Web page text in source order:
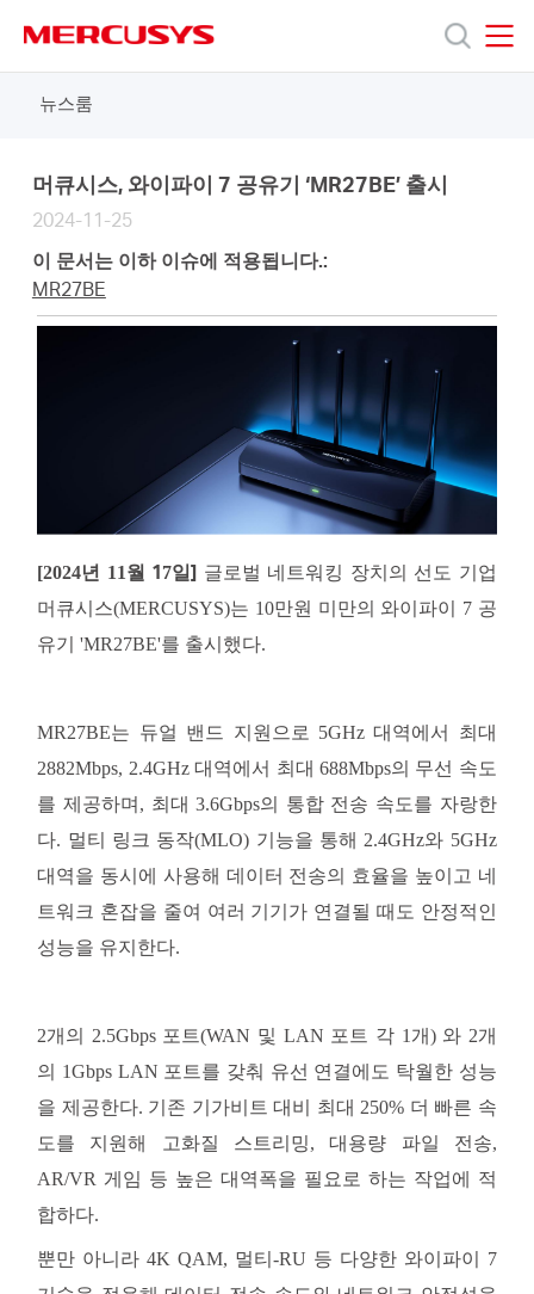
navigation
Republic
of Korea
뉴스룸
머큐시스, 와이파이 7 공유기 ‘MR27BE’ 출시
2024-11-25
이 문서는 이하 이슈에 적용됩니다.:
MR27BE
[2024년 11월 17일] 글로벌 네트워킹 장치의 선도 기업
머큐시스(MERCUSYS)는 10만원 미만의 와이파이
7 공
유기 'MR27BE'를 출시했다.
MR27BE는 듀얼 밴드 지원으로 5GHz 대역에서 최대
2882Mbps, 2.4GHz 대역에서 최대 688Mbps의 무선 속도
를 제공하며, 최대 3.6Gbps의 통합 전송 속도를 자랑한
다. 멀티 링크 동작(MLO) 기능을 통해 2.4GHz와 5GHz
대역을 동시에 사용해 데이터 전송의 효율을 높이고 네
트워크 혼잡을 줄여 여러 기기가 연결될 때도 안정적인
성능을 유지한다.
2개의 2.5Gbps 포트(WAN 및 LAN 포트 각 1개) 와 2개
의 1Gbps LAN 포트를 갖춰 유선 연결에도 탁월한 성능
을 제공한다. 기존 기가비트 대비 최대 250% 더 빠른 속
도를 지원해 고화질 스트리밍, 대용량 파일 전송,
AR/VR 게임 등 높은 대역폭을 필요로 하는 작업에 적
합하다.
뿐만 아니라 4K QAM, 멀티-RU 등 다양한 와이파이 7